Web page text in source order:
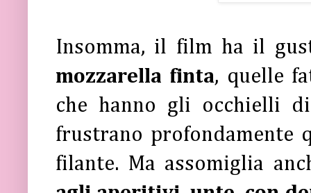
Insomma, il film ha il
mozzarella finta, quelle
che hanno gli occhielli
frustrano profondamente
filante. Ma assomiglia